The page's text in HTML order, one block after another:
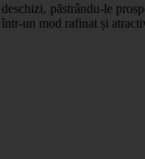
păstrându-le
un mod rafinat și